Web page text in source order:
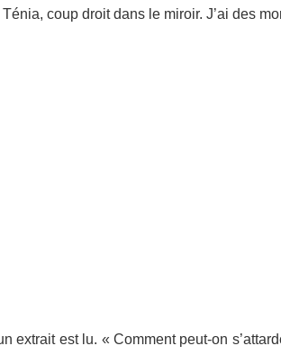
coup droit dans le miroir. J’ai des
extrait est lu. « Comment peut-on